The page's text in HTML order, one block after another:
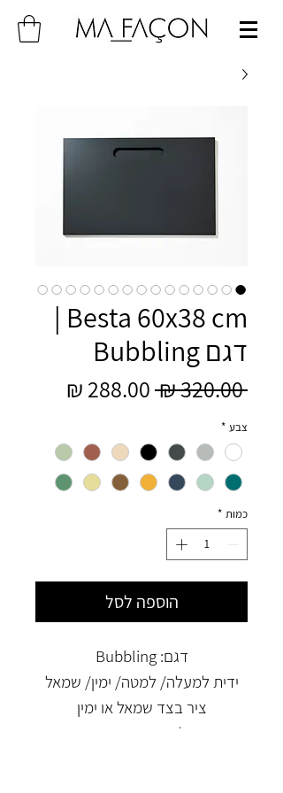
Besta 60x38 cm |
דגם Bubbling
‏320.00 ‏₪
מחיר
צבע *
כמות *
הוספה לסל
דגם: Bubbling
ידית למעלה/ למטה/ ימין/ שמאל
ציר בצד שמאל או ימין
תואם למסגרת רהיט איקאה